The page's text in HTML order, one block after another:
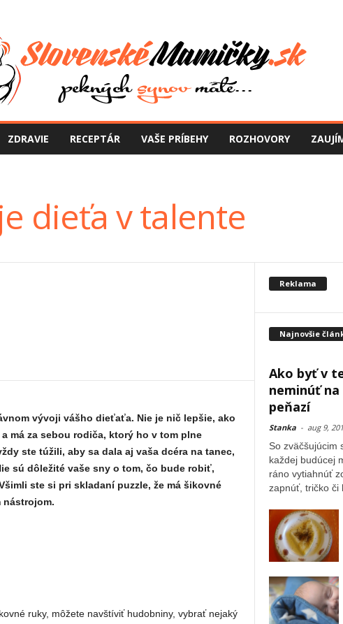
ZDRAVIE RECEPTÁR VAŠE PRÍBEHY ROZHOVORY
dieťa v talente
vývoji vášho dieťaťa. Nie je nič lepšie, ako
má za sebou rodiča, ktorý ho v tom plne
ste túžili, aby sa dala aj vaša dcéra na tanec,
sú dôležité vaše sny o tom, čo bude robiť,
ste si pri skladaní puzzle, že má šikovné
nástrojom.
ruky, môžete navštíviť hudobniny, vybrať nejaký
Reklama
Najnovšie
Ako byť v
neminúť
peňazí
Stanka - aug 9,
So zväčšujúcim
každej budúcej
ráno vytiahnúť
zapnúť, tričko či